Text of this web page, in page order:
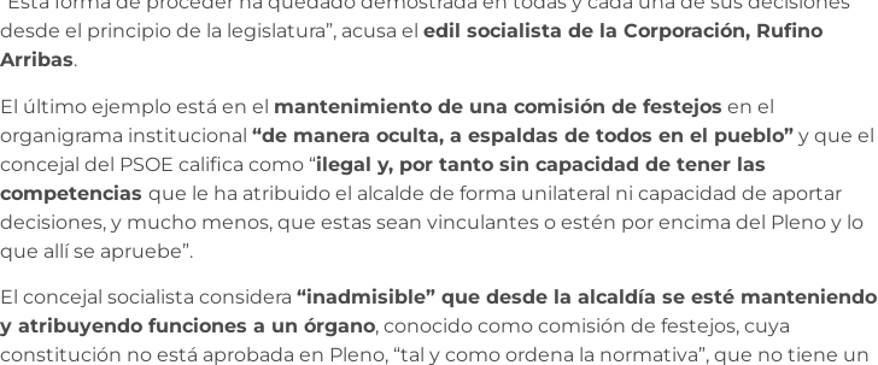
desde el principio de la legislatura”, acusa el edil socialista de la Corporación, Rufino
Arribas.
El último ejemplo está en el mantenimiento de una comisión de festejos en el
organigrama institucional “de manera oculta, a espaldas de todos en el pueblo” y que el
concejal del PSOE califica como “ilegal y, por tanto sin capacidad de tener las
competencias que le ha atribuido el alcalde de forma unilateral ni capacidad de aportar
decisiones, y mucho menos, que estas sean vinculantes o estén por encima del Pleno y lo
que allí se apruebe”.
El concejal socialista considera “inadmisible” que desde la alcaldía se esté manteniendo
y atribuyendo funciones a un órgano, conocido como comisión de festejos, cuya
constitución no está aprobada en Pleno, “tal y como ordena la normativa”, que no tiene un